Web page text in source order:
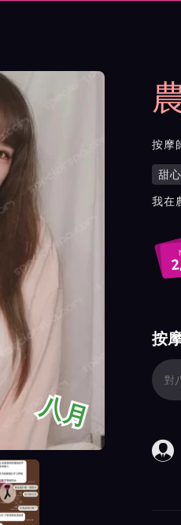
按摩
按
甜
按
我在
與影片介紹及客
八月
評價截屏展示
按
